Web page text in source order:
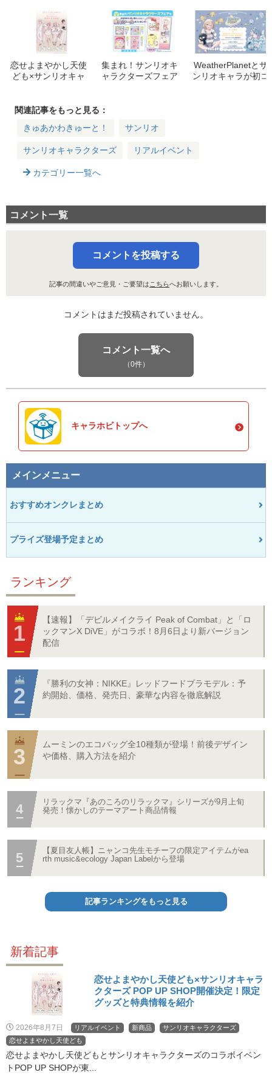
恋せよまやかし天使
ども×サンリオキャ
定グッズと特典情報
集まれ！サンリオキ
ャラクターズフェア
シールブック購入で
WeatherPlanetとサ
ンリオキャラが初コ
関連記事をもっと見る：
きゅあかわきゅーと！
サンリオ
サンリオキャラクターズ リアルイベント
カテゴリー一覧へ
コメント一覧
コメントを投稿する
記事の間違いやご意見・ご要望は こちらへお願いします。
コメントはまだ投稿されていません。
コメント一覧へ
（0件）
キャラホビトップへ
メインメニュー
おすすめオンクレまとめ
プライズ登場予定まとめ
ランキング
【速報】「デビルメイクライ Peak of Combat」と「ロ
ックマンX DiVE」がコラボ！8月6日より新バージョン
配信
『勝利の女神：NIKKE』レッドフードプラモデル：予
約開始、価格、発売日、豪華な内容を徹底解説
ムーミンのエコバッグ全10種類が登場！前後デザイン
や価格、購入方法を紹介
リラックマ『あのころのリラックマ』シリーズが9月上旬
発売！懐かしのテーマアート商品情報
【夏目友人帳】ニャンコ先生モチーフの限定アイテムがea
rth music&ecology Japan Labelから登場
記事ランキングをもっと見る
新着記事
恋せよまやかし天使ども×サンリオキャラ
クターズ POP UP SHOP開催決定！限定
グッズと特典情報を紹介
2026年8月7日 リアルイベント 新商品
サンリオキャラクターズ
恋せよまやかし天使ども
恋せよまやかし天使どもとサンリオキャラクターズのコラボイベン
トPOP UP SHOPが東...